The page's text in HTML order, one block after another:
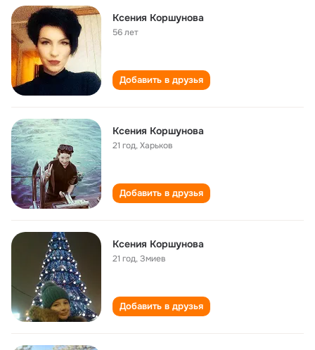
Ксения Коршунова
56 лет
Добавить в друзья
Ксения Коршунова
21 год,Харьков
Добавить в друзья
Ксения Коршунова
21 год,Змиев
Добавить в друзья